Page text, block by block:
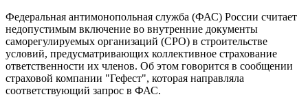
Федеральная антимонопольная служба (ФАС) России считает
недопустимым включение во внутренние документы
саморегулируемых организаций (СРО) в строительстве
условий, предусматривающих коллективное страхование
ответственности их членов. Об этом говорится в сообщении
страховой компании "Гефест", которая направляла
соответствующий запрос в ФАС.